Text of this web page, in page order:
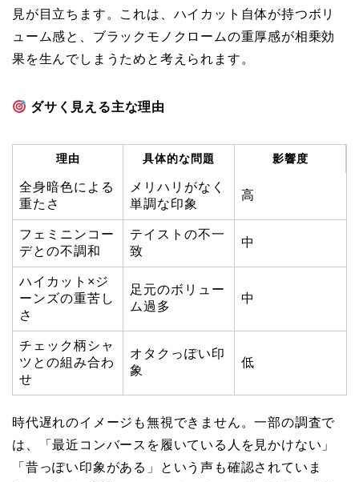
見が目立ちます。これは、ハイカット自体が持つボリ
ューム感と、ブラックモノクロームの重厚感が相乗効
果を生んでしまうためと考えられます。
ダサく見える主な理由
理由 具体的な問題 影響度
全身暗色による
重たさ
メリハリがなく
単調な印象
高
フェミニンコー
デとの不調和
テイストの不一
致
中
ハイカット×ジ
ーンズの重苦し
さ
足元のボリュー
ム過多
中
チェック柄シャ
ツとの組み合わ
せ
オタクっぽい印
象
低
時代遅れのイメージも無視できません。一部の調査で
は、「最近コンバースを履いている人を見かけない」
「昔っぽい印象がある」という声も確認されていま